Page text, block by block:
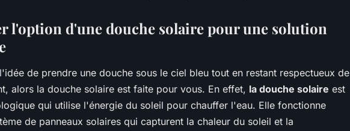
l'option d'une douche solaire pour une solution
de prendre une douche sous le ciel bleu tout en restant respectueux de
alors la douche solaire est faite pour vous. En effet, la douche solaire est
qui utilise l'énergie du soleil pour chauffer l'eau. Elle fonctionne
de panneaux solaires qui capturent la chaleur du soleil et la